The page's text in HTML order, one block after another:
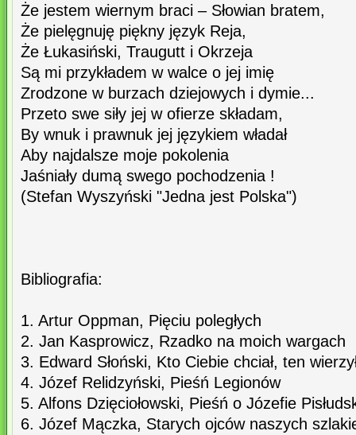
Że jestem wiernym braci – Słowian bratem,
Że pielęgnuję piękny język Reja,
Że Łukasiński, Traugutt i Okrzeja
Są mi przykładem w walce o jej imię
Zrodzone w burzach dziejowych i dymie...
Przeto swe siły jej w ofierze składam,
By wnuk i prawnuk jej językiem władał
Aby najdalsze moje pokolenia
Jaśniały dumą swego pochodzenia !
(Stefan Wyszyński "Jedna jest Polska")
Bibliografia:
1. Artur Oppman, Pięciu poległych
2. Jan Kasprowicz, Rzadko na moich wargach
3. Edward Słoński, Kto Ciebie chciał, ten
4. Józef Relidzyński, Pieśń Legionów
5. Alfons Dzięciołowski, Pieśń o Józefie
6. Józef Mączka, Starych ojców naszych